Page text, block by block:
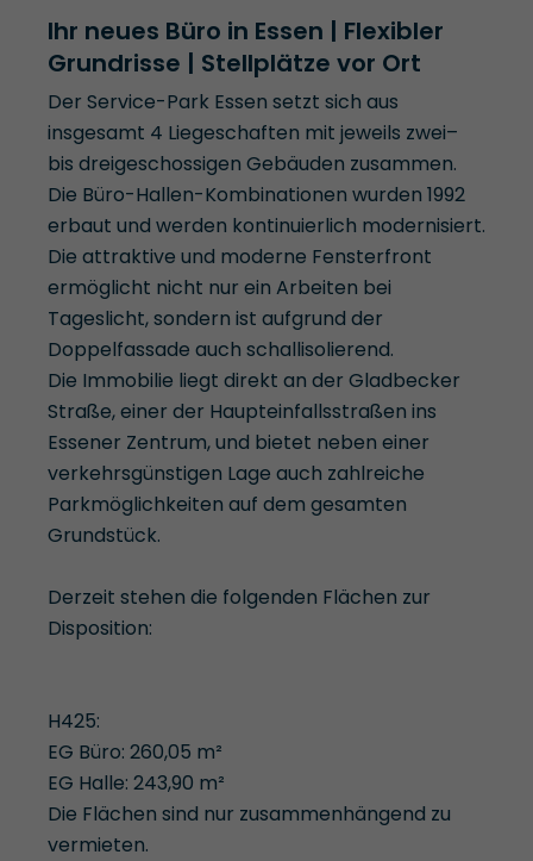
Ihr neues Büro in Essen | Flexibler
Grundrisse | Stellplätze vor Ort
Der Service-Park Essen setzt sich aus
insgesamt 4 Liegeschaften mit jeweils zwei–
bis dreigeschossigen Gebäuden zusammen.
Die Büro-Hallen-Kombinationen wurden 1992
erbaut und werden kontinuierlich modernisiert.
Die attraktive und moderne Fensterfront
ermöglicht nicht nur ein Arbeiten bei
Tageslicht, sondern ist aufgrund der
Doppelfassade auch schallisolierend.
Die Immobilie liegt direkt an der Gladbecker
Straße, einer der Haupteinfallsstraßen ins
Essener Zentrum, und bietet neben einer
verkehrsgünstigen Lage auch zahlreiche
Parkmöglichkeiten auf dem gesamten
Grundstück.
Derzeit stehen die folgenden Flächen zur
Disposition:
H425:
EG Büro: 260,05 m²
EG Halle: 243,90 m²
Die Flächen sind nur zusammenhängend zu
vermieten.